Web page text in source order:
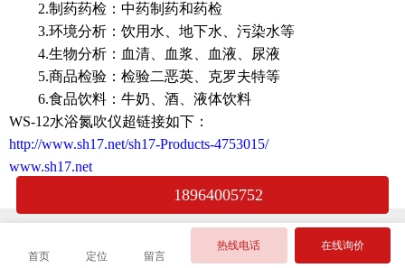
2.制药药检：中药制药和药检
3.环境分析：饮用水、地下水、污染水等
4.生物分析：血清、血浆、血液、尿液
5.商品检验：检验二恶英、克罗夫特等
6.食品饮料：牛奶、酒、液体饮料
WS-12水浴氮吹仪超链接如下：
http://www.sh17.net/sh17-Products-4753015/
www.sh17.net
18964005752
首页 定位 留言
热线电话 在线询价